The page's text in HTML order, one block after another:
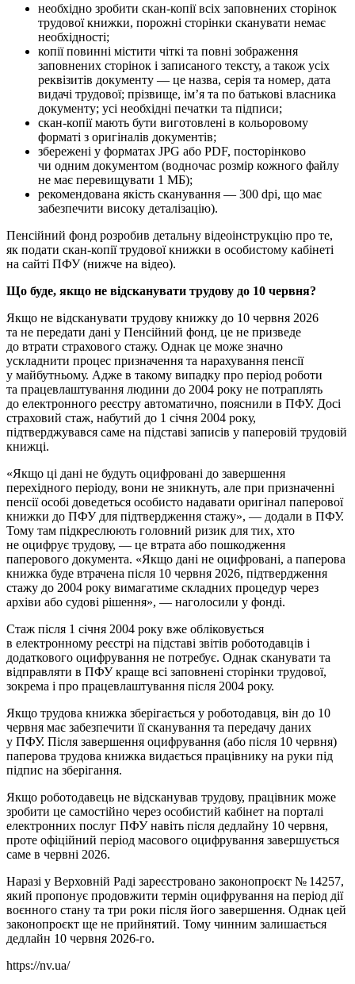
необхідно зробити скан-копії всіх заповнених сторінок
трудової книжки, порожні сторінки сканувати немає
необхідності;
копії повинні містити чіткі та повні зображення
заповнених сторінок і записаного тексту, а також усіх
реквізитів документу — це назва, серія та номер, дата
видачі трудової; прізвище, ім’я та по батькові власника
документу; усі необхідні печатки та підписи;
скан-копії мають бути виготовлені в кольоровому
форматі з оригіналів документів;
збережені у форматах JPG або PDF, посторінково
чи одним документом (водночас розмір кожного файлу
не має перевищувати 1 МБ);
рекомендована якість сканування — 300 dpi, що має
забезпечити високу деталізацію).
Пенсійний фонд розробив детальну відеоінструкцію про те,
як подати скан-копії трудової книжки в особистому кабінеті
на сайті ПФУ (нижче на відео).
Що буде, якщо не відсканувати трудову до 10 червня?
Якщо не відсканувати трудову книжку до 10 червня 2026
та не передати дані у Пенсійний фонд, це не призведе
до втрати страхового стажу. Однак це може значно
ускладнити процес призначення та нарахування пенсії
у майбутньому. Адже в такому випадку про період роботи
та працевлаштування людини до 2004 року не потраплять
до електронного реєстру автоматично, пояснили в ПФУ. Досі
страховий стаж, набутий до 1 січня 2004 року,
підтверджувався саме на підставі записів у паперовій трудовій
книжці.
«Якщо ці дані не будуть оцифровані до завершення
перехідного періоду, вони не зникнуть, але при призначенні
пенсії особі доведеться особисто надавати оригінал паперової
книжки до ПФУ для підтвердження стажу», — додали в ПФУ.
Тому там підкреслюють головний ризик для тих, хто
не оцифрує трудову, — це втрата або пошкодження
паперового документа. «Якщо дані не оцифровані, а паперова
книжка буде втрачена після 10 червня 2026, підтвердження
стажу до 2004 року вимагатиме складних процедур через
архіви або судові рішення», — наголосили у фонді.
Стаж після 1 січня 2004 року вже обліковується
в електронному реєстрі на підставі звітів роботодавців і
додаткового оцифрування не потребує. Однак сканувати та
відправляти в ПФУ краще всі заповнені сторінки трудової,
зокрема і про працевлаштування після 2004 року.
Якщо трудова книжка зберігається у роботодавця, він до 10
червня має забезпечити її сканування та передачу даних
у ПФУ. Після завершення оцифрування (або після 10 червня)
паперова трудова книжка видається працівнику на руки під
підпис на зберігання.
Якщо роботодавець не відсканував трудову, працівник може
зробити це самостійно через особистий кабінет на порталі
електронних послуг ПФУ навіть після дедлайну 10 червня,
проте офіційний період масового оцифрування завершується
саме в червні 2026.
Наразі у Верховній Раді зареєстровано законопроєкт № 14257,
який пропонує продовжити термін оцифрування на період дії
воєнного стану та три роки після його завершення. Однак цей
законопроєкт ще не прийнятий. Тому чинним залишається
дедлайн 10 червня 2026-го.
https://nv.ua/